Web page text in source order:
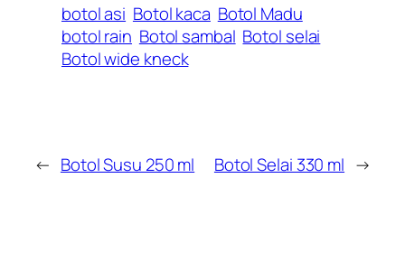
botol asi Botol kaca Botol Madu
botol rain Botol sambal Botol selai
Botol wide kneck
← Botol Susu 250 ml Botol Selai 330 ml →